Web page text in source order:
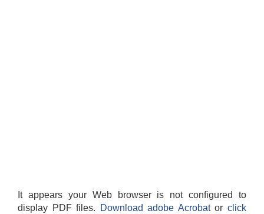
It appears your Web browser is not configured to
display PDF files.
Download adobe Acrobatorclick